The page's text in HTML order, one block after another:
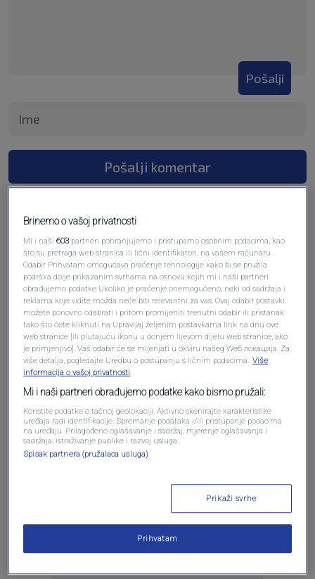
Pošalji
Pošalji komentar
Oglas
Brinemo o vašoj privatnosti
Mi i naši603 partneri pohranjujemo i pristupamo osobnim podacima, kao
što su pretraga web stranica ili lični identifikatori, na vašem računaru .
Odabir Prihvatam omogućava praćenje tehnologije kako bi se pružila
podrška dolje prikazanim svrhama na osnovu kojih mi i naši partneri
obrađujemo podatke Ukoliko je praćenje onemogućeno, neki od sadržaja i
reklama koje vidite možda neće biti relevantni za vas. Ovaj odabir postavki
možete ponovno odabrati i pritom promijeniti trenutni odabir ili pristanak
tako što ćete kliknuti na Upravljaj željenim postavkama link na dnu ove
web stranice [ili plutajuću ikonu u donjem lijevom dijelu web stranice, ako
je primjenjivo]. Vaš odabir će se mijenjati u okviru našeg Wеб локација. Za
više detalja, pogledajte Uredbu o postupanju s ličnim podacima. Više
informacija o vašoj privatnosti
Mi i naši partneri obrađujemo podatke kako bismo pružali:
Koristite podatke o tačnoj geolokaciji. Aktivno skenirajte karakteristike
uređaja radi identifikacije. Spremanje podataka i/ili pristupanje podacima
na uređaju. Prilagođeno oglašavanje i sadržaj, mjerenje oglašavanja i
sadržaja, istraživanje publike i razvoj usluga.
Spisak partnera (pružalaca usluga)
Prikaži svrhe
Prihvatam